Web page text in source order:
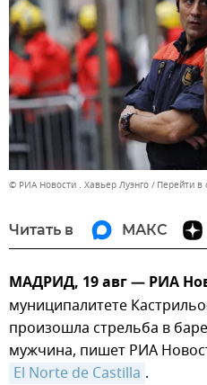
© РИА Новости . Хавьер Луэнго Перейти в
Читать в МАКС
МАДРИД, 19 авг — РИА
муниципалитете
произошла стрельба в
мужчина, пишет РИА
El Norte de Castilla .